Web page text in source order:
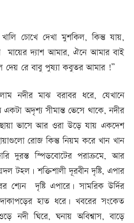
চোখে দেখা মুশকিল, কিন্তু যায়,
মায়ের দ্যাশ আমার, ঐনে আমার বাই
দেয় রে বাবু পুষ্যা কবুতর আমার !”
নদীর মাঝ বরাবর ধরে, যেখানে
একটা অদৃশ্য সীমান্ত ভেসে থাকে, নদীর
ভাসে আর ওরা উড়ে যায় একদেশ
রোজ কিন্তু নিয়ম করে খান খান
দুরন্ত স্পিডবোটের পরাক্রমে, আর
টহল। শক্তিশালী দূরবীন দৃষ্টি, এপার
শ্যেন দৃষ্টি এপারে। সামরিক উর্দির
হাত ধরে। খবরের সংকেত
নদী ঘিরে, ঘনায় অবিশ্বাস, বাড়ে